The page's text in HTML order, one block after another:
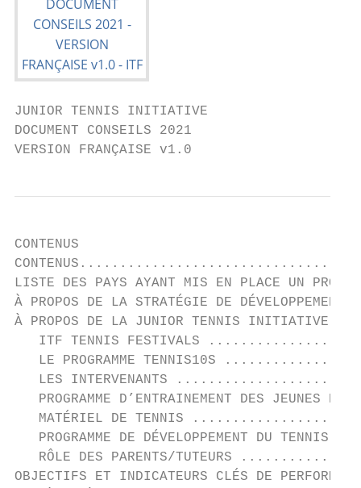
JUNIOR TENNIS INITIATIVE
DOCUMENT CONSEILS 2021
VERSION FRANÇAISE v1.0
CONTENUS
LISTE DES PAYS AYANT MIS EN PLACE
À PROPOS DE LA STRATÉGIE DE
À PROPOS DE LA JUNIOR
ITF TENNIS FESTIVALS
LE PROGRAMME TENNIS10S
LES INTERVENANTS
PROGRAMME D’ENTRAINEMENT DES JEUNES DE
MATÉRIEL DE TENNIS
PROGRAMME DE DÉVELOPPEMENT DU TENNIS
RÔLE DES PARENTS/TUTEURS
OBJECTIFS ET INDICATEURS CLÉS